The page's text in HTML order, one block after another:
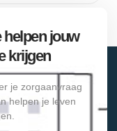
jouw
krijgen
je zorgaanvraag
helpen je leven